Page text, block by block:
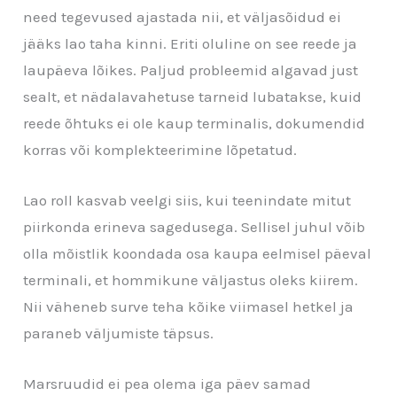
need tegevused ajastada nii, et väljasõidud ei
jääks lao taha kinni. Eriti oluline on see reede ja
laupäeva lõikes. Paljud probleemid algavad just
sealt, et nädalavahetuse tarneid lubatakse, kuid
reede õhtuks ei ole kaup terminalis, dokumendid
korras või komplekteerimine lõpetatud.
Lao roll kasvab veelgi siis, kui teenindate mitut
piirkonda erineva sagedusega. Sellisel juhul võib
olla mõistlik koondada osa kaupa eelmisel päeval
terminali, et hommikune väljastus oleks kiirem.
Nii väheneb surve teha kõike viimasel hetkel ja
paraneb väljumiste täpsus.
Marsruudid ei pea olema iga päev samad